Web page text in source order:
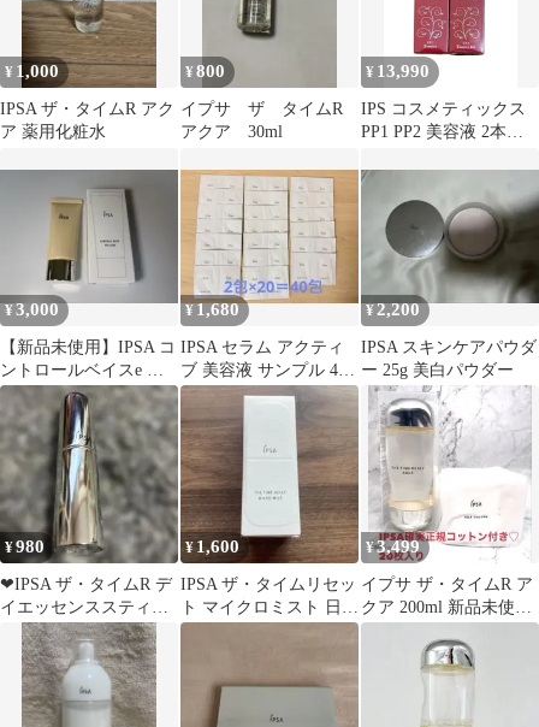
¥ 1,000
IPSA ザ・タイムR アク
ア 薬用化粧水
¥800
イプサ ザ タイムR
アクア 30ml
¥ 13,990
IPS コスメティックス
PP1 PP2 美容液 2本セ
¥3,000
【新品未使用】IPSA コ
ントロールベイスe イ
エロー 化粧下地
¥1,680
IPSA セラム アクティ
ブ 美容液 サンプル 40
包
¥2,200
IPSA スキンケアパウダ
ー 25g 美白パウダー
¥980
❤︎IPSA ザ・タイムR デ
イエッセンススティッ
ク❤︎
¥ 1,600
IPSA ザ・タイムリセッ
ト マイクロミスト 日中
用化粧水
¥3,499
イプサ ザ・タイムR ア
クア 200ml 新品未使用
コットン付き